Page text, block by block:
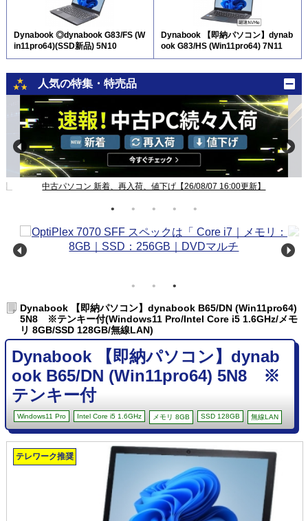
Dynabook ◎dynabook G83/FS (W
in11pro64)(SSD新品) 5N10
Dynabook 【即納パソコン】dynab
ook G83/HS (Win11pro64) 7N11
人気の特集・特売品
Windows11ノート一覧【26/08/07 16:00更新】
Dynabook 【即納パソコン】dynabook B65/DN (Win11pro64)
5N8 ※テンキー付(Windows11 Pro/Intel Core i5 1.6GHz/メモ
リ 8GB/SSD 128GB/無線LAN)
Dynabook 【即納パソコン】dynab
ook B65/DN (Win11pro64) 5N8 ※
テンキー付
Windows11 Pro Intel Core i5 1.6GHz メモリ 8GB SSD 128GB 無線LAN
テレワーク推奨